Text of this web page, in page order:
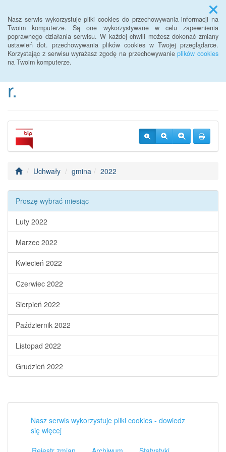
Nasz serwis wykorzystuje pliki cookies do przechowywania informacji na
Twoim komputerze. Są one wykorzystywane w celu zapewnienia
poprawnego działania serwisu. W każdej chwili możesz dokonać zmiany
ustawień dot. przechowywania plików cookies w Twojej przeglądarce.
Korzystając z serwisu wyrażasz zgodę na przechowywanieplików cookies
na Twoim komputerze.
Menu
BIP Urzędu Gminy
Janowice Wielkie od 2022
r.
Uchwały gmina 2022
Proszę wybrać miesiąc
Luty 2022
Marzec 2022
Kwiecień 2022
Czerwiec 2022
Sierpień 2022
Październik 2022
Listopad 2022
Grudzień 2022
Nasz serwis wykorzystuje pliki cookies - dowiedz
się więcej